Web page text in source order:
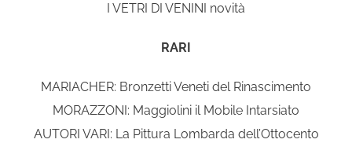
I VETRI DI VENINI novità
RARI
MARIACHER: Bronzetti Veneti del Rinascimento
MORAZZONI: Maggiolini il Mobile Intarsiato
AUTORI VARI: La Pittura Lombarda dell’Ottocento